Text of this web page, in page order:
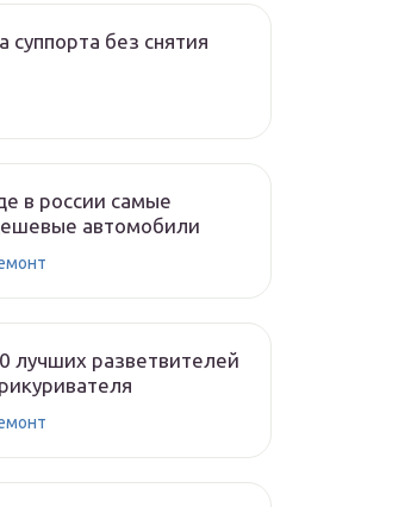
суппорта без снятия
в россии самые
автомобили
лучших разветвителей